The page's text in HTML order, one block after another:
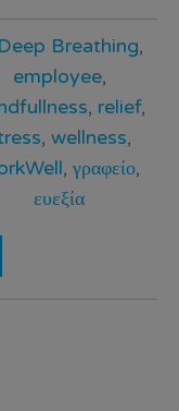
Deep Breathing,
employee,
, relief,
, wellness,
, γραφείο,
ευεξία